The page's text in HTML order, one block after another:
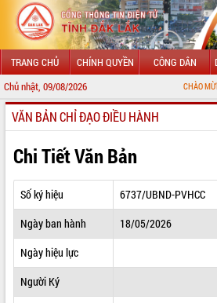
TRANG CHỦ CHÍNH QUYỀN CÔNG DÂN
Chủ nhật, 09/08/2026 CHÀO MỪNG ĐẾN
GIỚI THIỆU
LÃNH ĐẠO UBND TỈNH
TIN TỨC SỰ KIỆN
SỞ, BAN, NGÀNH
THÔNG TIN CHỈ ĐẠO ĐIỀU HÀNH
VĂN BẢN CHỈ ĐẠO ĐIỀU HÀNH
Chi Tiết Văn Bản
Số ký hiệu
6737/UBND-PVHCC
Ngày ban hành
18/05/2026
Ngày hiệu lực
Người Ký